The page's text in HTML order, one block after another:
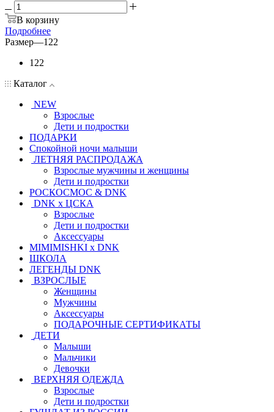
В корзину
Подробнее
Размер—122
122
Каталог
NEW
Взрослые
Дети и подростки
ПОДАРКИ
Спокойной ночи малыши
ЛЕТНЯЯ РАСПРОДАЖА
Взрослые мужчины и женщины
Дети и подростки
РОСКОСМОС & DNK
DNK x ЦСКА
Взрослые
Дети и подростки
Аксессуары
MIMIMISHKI x DNK
ШКОЛА
ЛЕГЕНДЫ DNK
ВЗРОСЛЫЕ
Женщины
Мужчины
Аксессуары
ПОДАРОЧНЫЕ СЕРТИФИКАТЫ
ДЕТИ
Малыши
Мальчики
Девочки
ВЕРХНЯЯ ОДЕЖДА
Взрослые
Дети и подростки